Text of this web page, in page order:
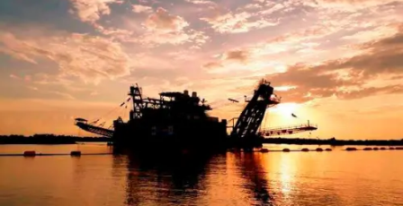
share
pero
pierden
poder
cuando
las
empresas
crecen
share